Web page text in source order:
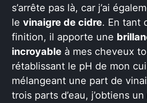
s’arrête pas là, car j’ai
le vinaigre de cidre. En tant
finition, il apporte une
incroyable à mes cheveux
rétablissant le pH de mon
mélangeant une part de
trois parts d’eau, j’obtiens